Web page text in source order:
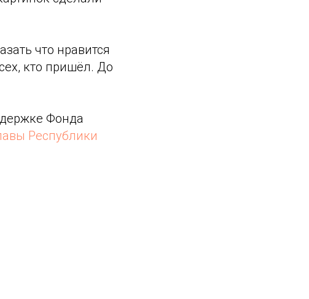
что нравится
кто пришёл. До
Фонда
Республики